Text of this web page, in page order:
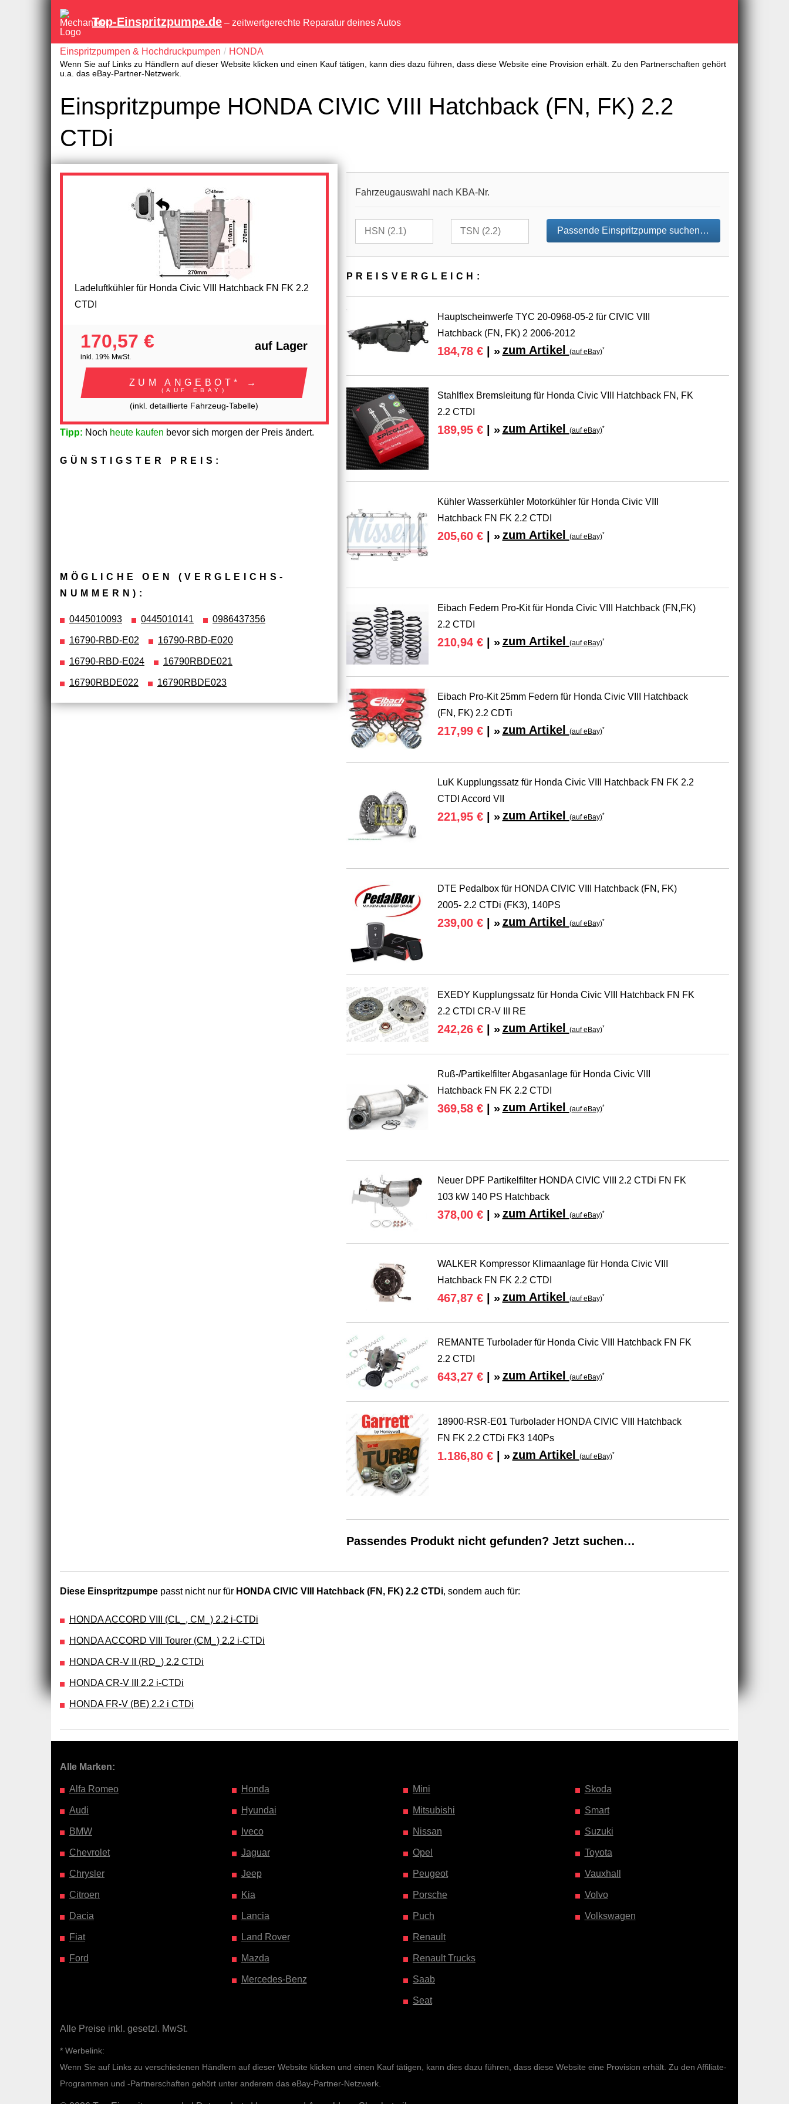
Top-Einspritzpumpe.de – zeitwertgerechte Reparatur deines Autos
Einspritzpumpen & Hochdruckpumpen HONDA
Wenn Sie auf Links zu Händlern auf dieser Website klicken und einen Kauf tätigen, kann dies dazu führen, dass diese Website eine Provision erhält. Zu den Partnerschaften gehört
u.a. das eBay-Partner-Netzwerk.
Einspritzpumpe HONDA CIVIC VIII Hatchback (FN, FK) 2.2
CTDi
Ladeluftkühler für Honda Civic VIII Hatchback FN FK 2.2
CTDI
170,57 €
inkl. 19% MwSt.
auf Lager
ZUM ANGEBOT* →
(AUF EBAY)
(inkl. detaillierte Fahrzeug-Tabelle)
Tipp: Noch heute kaufen bevor sich morgen der Preis ändert.
GÜNSTIGSTER PREIS:
MÖGLICHE OEN (VERGLEICHS­
NUMMERN):
0445010093 0445010141 0986437356
16790-RBD-E02 16790-RBD-E020
16790-RBD-E024 16790RBDE021
16790RBDE022 16790RBDE023
Fahrzeugauswahl nach KBA-Nr.
Passende Einspritzpumpe suchen…
PREIS­VER­GLEICH:
Hauptscheinwerfe TYC 20-0968-05-2 für CIVIC VIII
Hatchback (FN, FK) 2 2006-2012
184,78 €| » zum Artikel (auf eBay)*
Stahlflex Bremsleitung für Honda Civic VIII Hatchback FN, FK
2.2 CTDI
189,95 €| » zum Artikel (auf eBay)*
Kühler Wasserkühler Motorkühler für Honda Civic VIII
Hatchback FN FK 2.2 CTDI
205,60 €| » zum Artikel (auf eBay)*
Eibach Federn Pro-Kit für Honda Civic VIII Hatchback (FN,FK)
2.2 CTDI
210,94 €| » zum Artikel (auf eBay)*
Eibach Pro-Kit 25mm Federn für Honda Civic VIII Hatchback
(FN, FK) 2.2 CDTi
217,99 €| » zum Artikel (auf eBay)*
LuK Kupplungssatz für Honda Civic VIII Hatchback FN FK 2.2
CTDI Accord VII
221,95 €| » zum Artikel (auf eBay)*
DTE Pedalbox für HONDA CIVIC VIII Hatchback (FN, FK)
2005- 2.2 CTDi (FK3), 140PS
239,00 €| » zum Artikel (auf eBay)*
EXEDY Kupplungssatz für Honda Civic VIII Hatchback FN FK
2.2 CTDI CR-V III RE
242,26 €| » zum Artikel (auf eBay)*
Ruß-/Partikelfilter Abgasanlage für Honda Civic VIII
Hatchback FN FK 2.2 CTDI
369,58 €| » zum Artikel (auf eBay)*
Neuer DPF Partikelfilter HONDA CIVIC VIII 2.2 CTDi FN FK
103 kW 140 PS Hatchback
378,00 €| » zum Artikel (auf eBay)*
WALKER Kompressor Klimaanlage für Honda Civic VIII
Hatchback FN FK 2.2 CTDI
467,87 €| » zum Artikel (auf eBay)*
REMANTE Turbolader für Honda Civic VIII Hatchback FN FK
2.2 CTDI
643,27 €| » zum Artikel (auf eBay)*
18900-RSR-E01 Turbolader HONDA CIVIC VIII Hatchback
FN FK 2.2 CTDi FK3 140Ps
1.186,80 €| » zum Artikel (auf eBay)*
Passendes Produkt nicht gefunden? Jetzt suchen…
Diese Einspritzpumpe passt nicht nur für HONDA CIVIC VIII Hatchback (FN, FK) 2.2 CTDi, sondern auch für:
HONDA ACCORD VIII (CL_, CM_) 2.2 i-CTDi
HONDA ACCORD VIII Tourer (CM_) 2.2 i-CTDi
HONDA CR-V II (RD_) 2.2 CTDi
HONDA CR-V III 2.2 i-CTDi
HONDA FR-V (BE) 2.2 i CTDi
Alle Marken:
Alfa Romeo
Audi
BMW
Chevrolet
Chrysler
Citroen
Dacia
Fiat
Ford
Honda
Hyundai
Iveco
Jaguar
Jeep
Kia
Lancia
Land Rover
Mazda
Mercedes-Benz
Mini
Mitsubishi
Nissan
Opel
Peugeot
Porsche
Puch
Renault
Renault Trucks
Saab
Seat
Skoda
Smart
Suzuki
Toyota
Vauxhall
Volvo
Volkswagen
Alle Preise inkl. gesetzl. MwSt.
* Werbelink:
Wenn Sie auf Links zu verschiedenen Händlern auf dieser Website klicken und einen Kauf tätigen, kann dies dazu führen, dass diese Website eine Provision erhält. Zu den Affiliate-
Programmen und -Partnerschaften gehört unter anderem das eBay-Partner-Netzwerk.